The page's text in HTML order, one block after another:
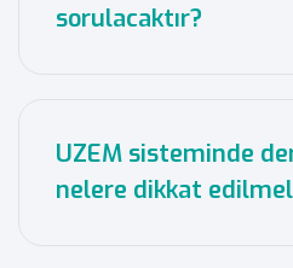
sorulacaktır?
UZEM sisteminde
nelere dikkat